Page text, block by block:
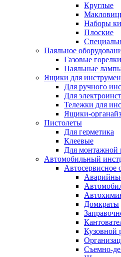
Круглые
Наборы
Плоские
Паяльное
Газовые
Паяльные
Ящики для
Для ручного
Для
Тележки для
Ящики-
Пистолеты
Для герметика
Клеевые
Для монтажной
Автомобильный
Автосервисное
Домкраты
Кузовной
Съемно-